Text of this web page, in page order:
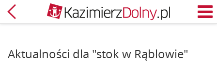
Powrót
Aktualności dla "stok w Rąblowie"